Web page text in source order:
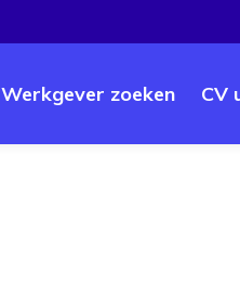
Werkgever zoeken CV